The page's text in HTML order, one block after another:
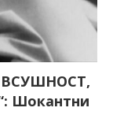
ВСУШНОСТ,
Шокантни